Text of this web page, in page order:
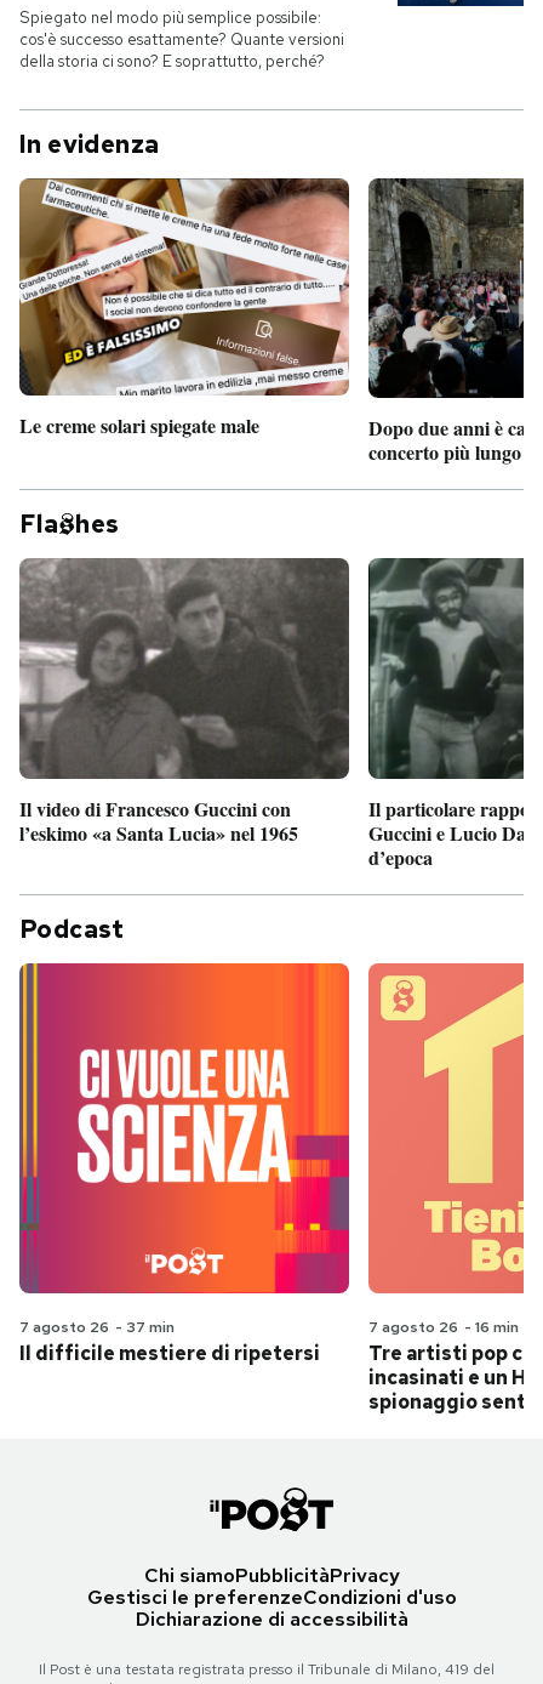
Spiegato nel modo più semplice possibile:
cos'è successo esattamente? Quante versioni
della storia ci sono? E soprattutto, perché?
In evidenza
Le creme solari spiegate male
Dopo due anni è
concerto più lungo
Fla hes
Il video di Francesco Guccini con
l’eskimo «a Santa Lucia» nel 1965
Il particolare
Guccini e Lucio
d’epoca
Podcast
7 agosto 26 - 37 min
Il difficile mestiere di ripetersi
7 agosto 26 - 16 min
Tre artisti pop
incasinati e un
spionaggio
Chi siamoPubblicitàPrivacy
Gestisci le preferenzeCondizioni d'uso
Dichiarazione di accessibilità
Il Post è una testata registrata presso il Tribunale di Milano, 419 del